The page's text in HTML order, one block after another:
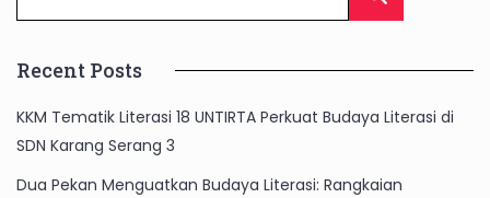
Recent Posts
KKM Tematik Literasi 18 UNTIRTA Perkuat Budaya Literasi di
SDN Karang Serang 3
Dua Pekan Menguatkan Budaya Literasi: Rangkaian